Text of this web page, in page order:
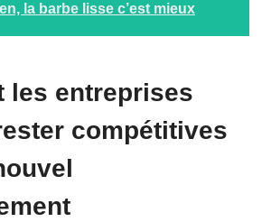
la barbe lisse c’est mieux
les entreprises
compétitives